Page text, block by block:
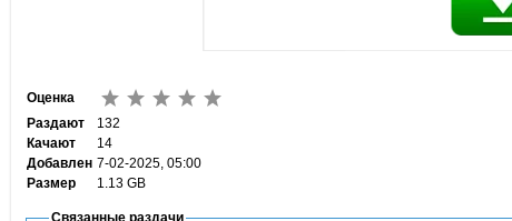
Оценка
Раздают
132
Качают
14
Добавлен 7-02-2025, 05:00
Размер
1.13 GB
Связанные раздачи